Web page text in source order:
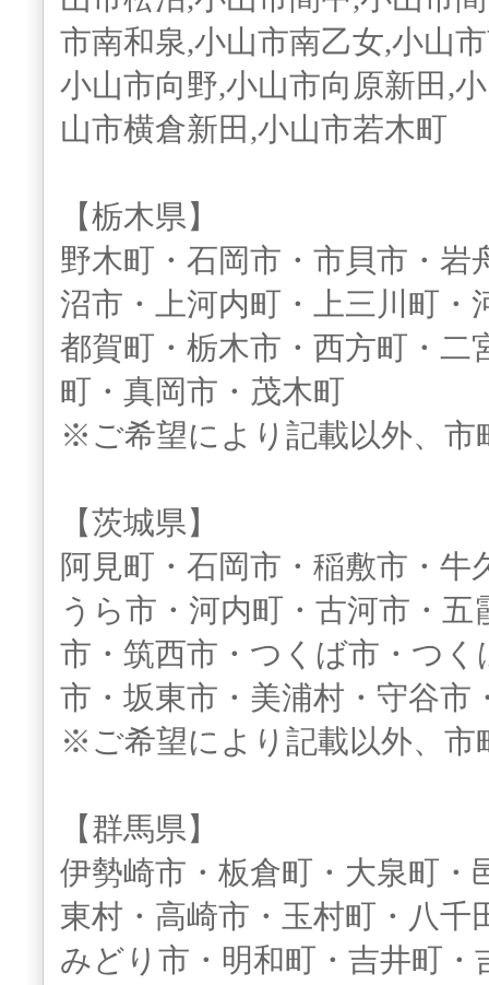
市南和泉,小山市南乙女,小山
小山市向野,小山市向原新田,
山市横倉新田,小山市若木町
【栃木県】
野木町・石岡市・市貝市・岩
沼市・上河内町・上三川町・
都賀町・栃木市・西方町・二
町・真岡市・茂木町
※ご希望により記載以外、市
【茨城県】
阿見町・石岡市・稲敷市・
うら市・河内町・古河市・
市・筑西市・つくば市・つ
市・坂東市・美浦村・守谷市
※ご希望により記載以外、市
【群馬県】
伊勢崎市・板倉町・大泉町・
東村・高崎市・玉村町・八千
みどり市・明和町・吉井町・